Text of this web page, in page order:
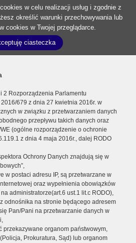
w celu realizacji usług i zgodnie z
określić warunki przechowywania lub
cookies w Twojej przeglądarce.
ciasteczka
2 Rozporządzenia Parlamentu
679 z dnia 27 kwietnia 2016r. w
w związku z przetwarzaniem danych
przepływu takich danych oraz
(ogólne rozporządzenie o ochronie
z dnia 4 maja 2016r., dalej RODO
Ochrony Danych znajdują się w
w postaci adresu IP, są przetwarzane w
oraz wypełnienia obowiązków
administratorze(art.6 ust.1 lit.c RODO),
odnośnika na stronie będącego adresem
Pan/Pani na przetwarzanie danych w
przekazywane organom państwowym,
Prokuratura, Sąd) lub organom